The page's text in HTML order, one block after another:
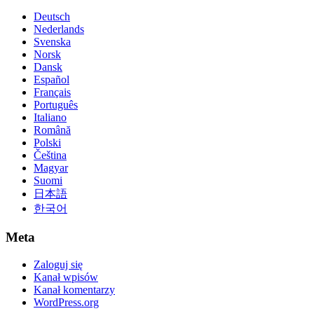
Deutsch
Nederlands
Svenska
Norsk
Dansk
Español
Français
Português
Italiano
Română
Polski
Čeština
Magyar
Suomi
日本語
한국어
Meta
Zaloguj się
Kanał wpisów
Kanał komentarzy
WordPress.org